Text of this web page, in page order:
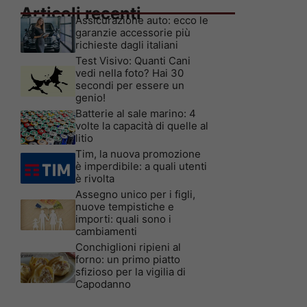
Articoli recenti
Assicurazione auto: ecco le
garanzie accessorie più
richieste dagli italiani
Test Visivo: Quanti Cani
vedi nella foto? Hai 30
secondi per essere un
genio!
Batterie al sale marino: 4
volte la capacità di quelle al
litio
Tim, la nuova promozione
è imperdibile: a quali utenti
è rivolta
Assegno unico per i figli,
nuove tempistiche e
importi: quali sono i
cambiamenti
Conchiglioni ripieni al
forno: un primo piatto
sfizioso per la vigilia di
Capodanno